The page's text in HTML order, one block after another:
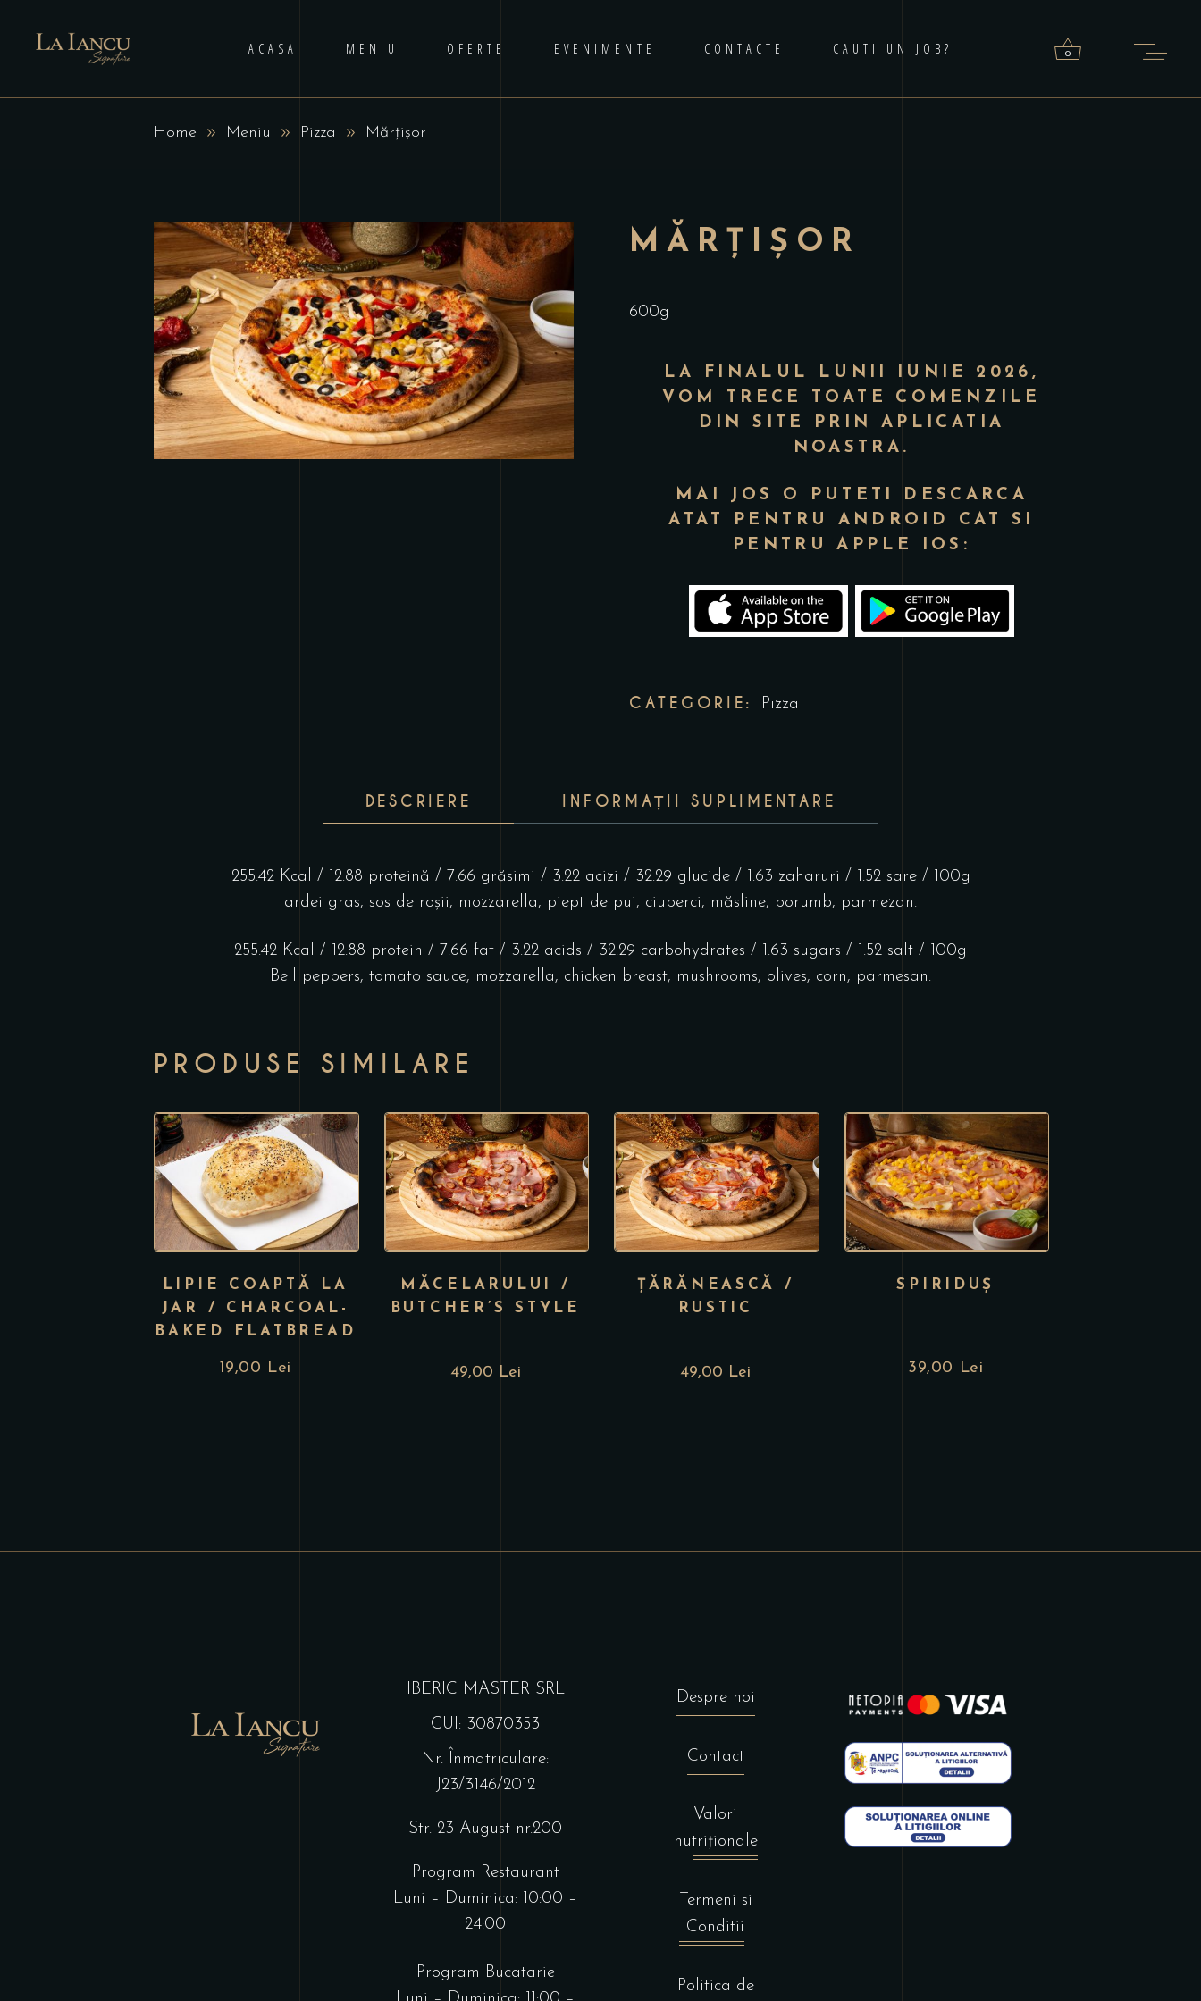
ACASA MENIU OFERTE EVENIMENTE CONTACTE CAUTI UN JOB? 0
Home Meniu Pizza Mărțișor
MĂRȚIȘOR
600g
LA FINALUL LUNII IUNIE 2026,
VOM TRECE TOATE COMENZILE
DIN SITE PRIN APLICATIA
NOASTRA.
MAI JOS O PUTETI DESCARCA
ATAT PENTRU ANDROID CAT SI
PENTRU APPLE IOS:
CATEGORIE: Pizza
DESCRIERE INFORMAȚII SUPLIMENTARE
255.42 Kcal / 12.88 proteină / 7.66 grăsimi / 3.22 acizi / 32.29 glucide / 1.63 zaharuri / 1.52 sare / 100g
ardei gras, sos de roșii, mozzarella, piept de pui, ciuperci, măsline, porumb, parmezan.
255.42 Kcal / 12.88 protein / 7.66 fat / 3.22 acids / 32.29 carbohydrates / 1.63 sugars / 1.52 salt / 100g
Bell peppers, tomato sauce, mozzarella, chicken breast, mushrooms, olives, corn, parmesan.
PRODUSE SIMILARE
LIPIE COAPTĂ LA
JAR / CHARCOAL-
BAKED FLATBREAD
19,00 Lei
MĂCELARULUI /
BUTCHER’S STYLE
49,00 Lei
ȚĂRĂNEASCĂ /
RUSTIC
49,00 Lei
SPIRIDUȘ
39,00 Lei
IBERIC MASTER SRL
CUI: 30870353
Nr. Înmatriculare:
J23/3146/2012
Str. 23 August nr.200
Program Restaurant
Luni – Duminica: 10:00 –
24:00
Program Bucatarie
Despre noi
Contact
Valori
nutriționale
Termeni si
Conditii
Politica de